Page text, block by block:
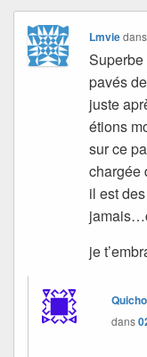
Lmvie
pavés
juste
étions
sur ce
chargée
il est
je
dans